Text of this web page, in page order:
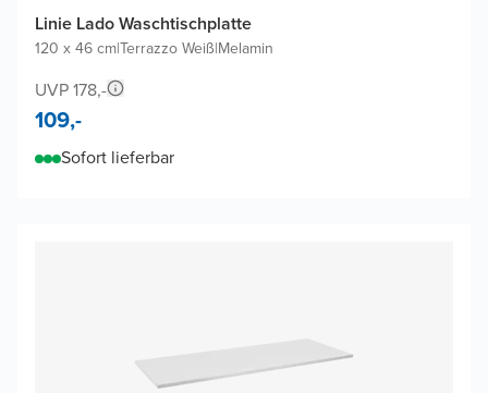
Linie Lado Waschtischplatte
120 x 46 cm|Terrazzo Weiß|Melamin
UVP 178,-
109,-
Sofort lieferbar